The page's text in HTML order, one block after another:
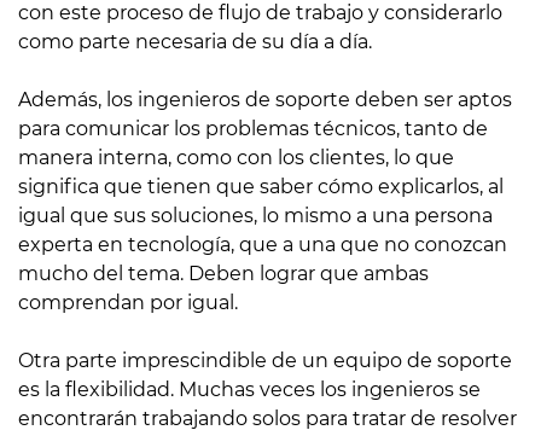
con este proceso de flujo de trabajo y considerarlo
como parte necesaria de su día a día.
Además, los ingenieros de soporte deben ser aptos
para comunicar los problemas técnicos, tanto de
manera interna, como con los clientes, lo que
significa que tienen que saber cómo explicarlos, al
igual que sus soluciones, lo mismo a una persona
experta en tecnología, que a una que no conozcan
mucho del tema. Deben lograr que ambas
comprendan por igual.
Otra parte imprescindible de un equipo de soporte
es la flexibilidad. Muchas veces los ingenieros se
encontrarán trabajando solos para tratar de resolver